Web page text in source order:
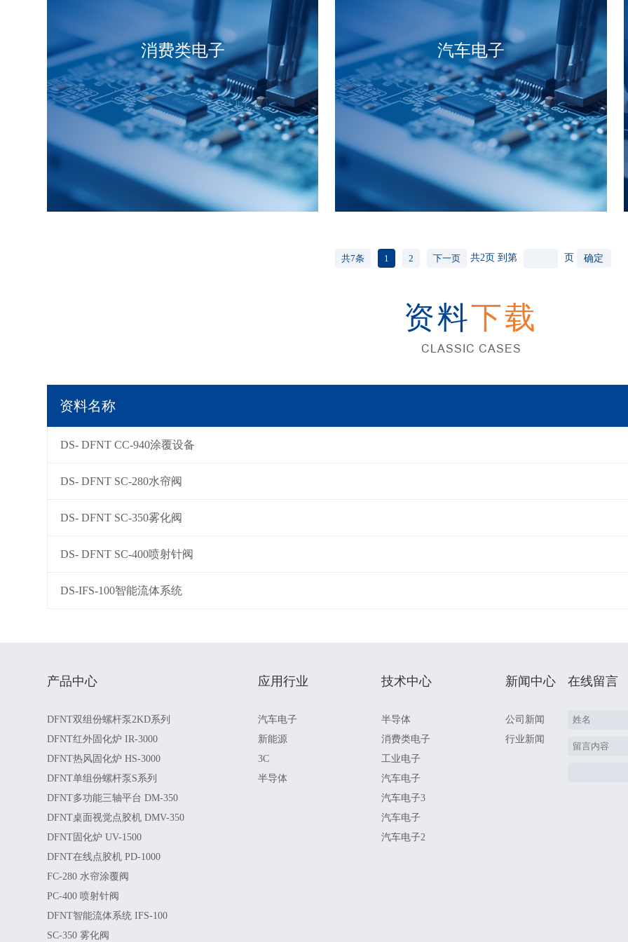
消费类电子 汽车电子
共7条 1 2 下一页 共2页 到第 页 确定
资料下载
CLASSIC CASES
资料名称
DS- DFNT CC-940涂覆设备
DS- DFNT SC-280水帘阀
DS- DFNT SC-350雾化阀
DS- DFNT SC-400喷射针阀
DS-IFS-100智能流体系统
产品中心
DFNT双组份螺杆泵2KD系列
DFNT红外固化炉 IR-3000
DFNT热风固化炉 HS-3000
DFNT单组份螺杆泵S系列
DFNT多功能三轴平台 DM-350
DFNT桌面视觉点胶机 DMV-350
DFNT固化炉 UV-1500
DFNT在线点胶机 PD-1000
FC-280 水帘涂覆阀
PC-400 喷射针阀
DFNT智能流体系统 IFS-100
SC-350 雾化阀
应用行业
汽车电子
新能源
3C
半导体
技术中心
半导体
消费类电子
工业电子
汽车电子
汽车电子3
汽车电子
汽车电子2
新闻中心
公司新闻
行业新闻
在线留言